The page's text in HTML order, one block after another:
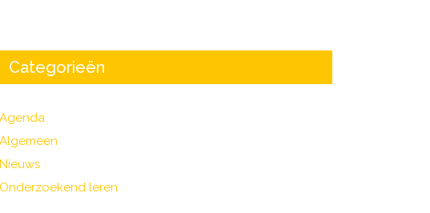
Categorieën
Agenda
Algemeen
Nieuws
Onderzoekend leren